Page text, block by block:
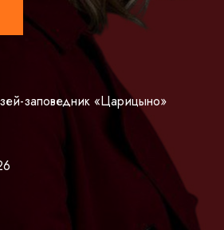
заповедник «Ц арицыно»